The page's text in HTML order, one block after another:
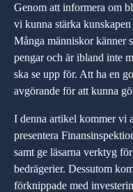
Genom att informera om
vi kunna stärka
Många människor känner
pengar och är ibland inte
ska se upp för. Att ha en
avgörande för att kunna
I denna artikel kommer vi
presentera
samt ge läsarna verktyg
bedrägerier. Dessutom
förknippade med